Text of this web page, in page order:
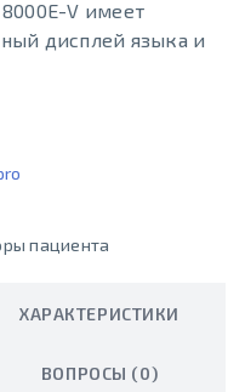
8000E-V имеет
дисплей языка и
пациента
ХАРАКТЕРИСТИКИ
ВОПРОСЫ (0)